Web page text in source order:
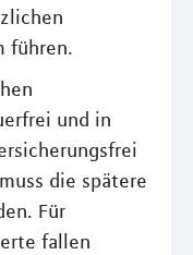
führen.
und in
die spätere
Für
fallen